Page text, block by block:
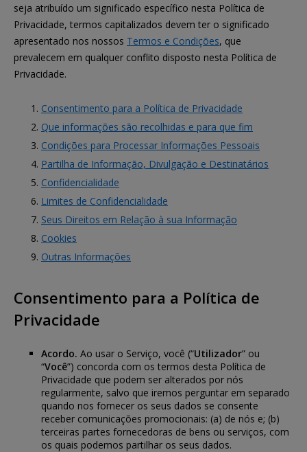
seja atribuído um significado específico nesta Política de
Privacidade, termos capitalizados devem ter o significado
apresentado nos nossos Termos e Condições, que
prevalecem em qualquer conflito disposto nesta Política de
Privacidade.
Consentimento para a Política de Privacidade
Que informações são recolhidas e para que fim
Condições para Processar Informações Pessoais
Partilha de Informação, Divulgação e Destinatários
Confidencialidade
Limites de Confidencialidade
Seus Direitos em Relação à sua Informação
Cookies
Outras Informações
Consentimento para a Política de
Privacidade
Acordo. Ao usar o Serviço, você (“Utilizador” ou
“Você”) concorda com os termos desta Política de
Privacidade que podem ser alterados por nós
regularmente, salvo que iremos perguntar em separado
quando nos fornecer os seus dados se consente
receber comunicações promocionais: (a) de nós e; (b)
terceiras partes fornecedoras de bens ou serviços, com
os quais podemos partilhar os seus dados.